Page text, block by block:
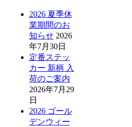
2026 夏季休
業期間のお
知らせ 2026
年7月30日
定番ステッ
カー 新柄 入
荷のご案内
2026年7月29
日
2026 ゴール
デンウィー